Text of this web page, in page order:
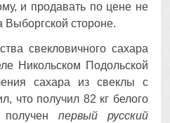
и продавать по цене не
стороне.
свекловичного сахара
Никольском Подольской
сахара из свеклы с
что получил 82 кг белого
полученпервый русский